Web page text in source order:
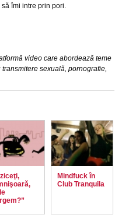
îmi intre prin pori.
video care abordează teme
sexuală, pornografie,
Mindfuck în
Club Tranquila